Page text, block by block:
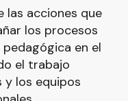
las acciones que
los procesos
en el
el trabajo
y los equipos